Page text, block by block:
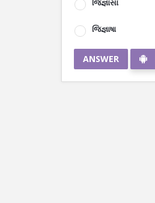
જિજ્ઞાસા
જિજ્ઞાષા
ANSWER